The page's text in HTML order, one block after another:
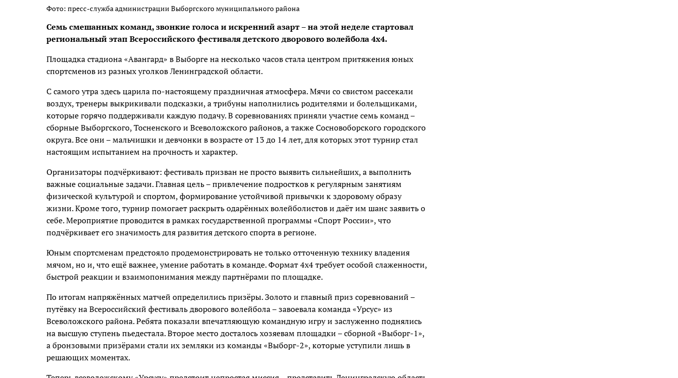
Фото: пресс-служба администрации Выборгского муниципального района
Семь смешанных команд, звонкие голоса и искренний азарт – на этой неделе стартовал
региональный этап Всероссийского фестиваля детского дворового волейбола 4х4.
Площадка стадиона «Авангард» в Выборге на несколько часов стала центром притяжения юных
спортсменов из разных уголков Ленинградской области.
С самого утра здесь царила по-настоящему праздничная атмосфера. Мячи со свистом рассекали
воздух, тренеры выкрикивали подсказки, а трибуны наполнились родителями и болельщиками,
которые горячо поддерживали каждую подачу. В соревнованиях приняли участие семь команд –
сборные Выборгского, Тосненского и Всеволожского районов, а также Сосновоборского городского
округа. Все они – мальчишки и девчонки в возрасте от 13 до 14 лет, для которых этот турнир стал
настоящим испытанием на прочность и характер.
Организаторы подчёркивают: фестиваль призван не просто выявить сильнейших, а выполнить
важные социальные задачи. Главная цель – привлечение подростков к регулярным занятиям
физической культурой и спортом, формирование устойчивой привычки к здоровому образу
жизни. Кроме того, турнир помогает раскрыть одарённых волейболистов и даёт им шанс заявить о
себе. Мероприятие проводится в рамках государственной программы «Спорт России», что
подчёркивает его значимость для развития детского спорта в регионе.
Юным спортсменам предстояло продемонстрировать не только отточенную технику владения
мячом, но и, что ещё важнее, умение работать в команде. Формат 4х4 требует особой слаженности,
быстрой реакции и взаимопонимания между партнёрами по площадке.
По итогам напряжённых матчей определились призёры. Золото и главный приз соревнований –
путёвку на Всероссийский фестиваль дворового волейбола – завоевала команда «Урсус» из
Всеволожского района. Ребята показали впечатляющую командную игру и заслуженно поднялись
на высшую ступень пьедестала. Второе место досталось хозяевам площадки – сборной «Выборг-1»,
а бронзовыми призёрами стали их земляки из команды «Выборг-2», которые уступили лишь в
решающих моментах.